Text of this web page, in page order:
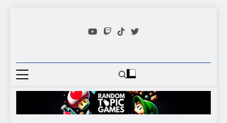
Random
Games
Videojuego Favorito